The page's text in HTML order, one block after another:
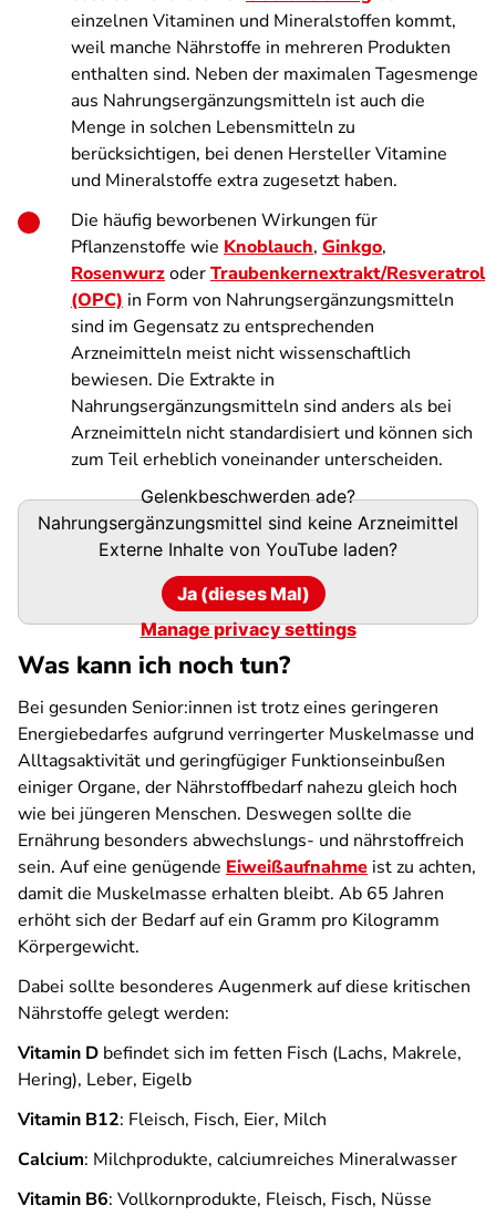
einzelnen Vitaminen und Mineralstoffen kommt,
weil manche Nährstoffe in mehreren Produkten
enthalten sind. Neben der maximalen Tagesmenge
aus Nahrungsergänzungsmitteln ist auch die
Menge in solchen Lebensmitteln zu
berücksichtigen, bei denen Hersteller Vitamine
und Mineralstoffe extra zugesetzt haben.
Die häufig beworbenen Wirkungen für
Pflanzenstoffe wie Knoblauch, Ginkgo,
RosenwurzoderTraubenkernextrakt/Resveratrol
(OPC) in Form von Nahrungsergänzungsmitteln
sind im Gegensatz zu entsprechenden
Arzneimitteln meist nicht wissenschaftlich
bewiesen. Die Extrakte in
Nahrungsergänzungsmitteln sind anders als bei
Arzneimitteln nicht standardisiert und können sich
zum Teil erheblich voneinander unterscheiden.
Gelenkbeschwerden ade?
Nahrungsergänzungsmittel sind keine Arzneimittel
Externe Inhalte von YouTube laden?
Ja (dieses Mal)
Manage privacy settings
Was kann ich noch tun?
Bei gesunden Senior:innen ist trotz eines geringeren
Energiebedarfes aufgrund verringerter Muskelmasse und
Alltagsaktivität und geringfügiger Funktionseinbußen
einiger Organe, der Nährstoffbedarf nahezu gleich hoch
wie bei jüngeren Menschen. Deswegen sollte die
Ernährung besonders abwechslungs- und nährstoffreich
sein. Auf eine genügende Eiweißaufnahme ist zu achten,
damit die Muskelmasse erhalten bleibt. Ab 65 Jahren
erhöht sich der Bedarf auf ein Gramm pro Kilogramm
Körpergewicht.
Dabei sollte besonderes Augenmerk auf diese kritischen
Nährstoffe gelegt werden:
Vitamin D befindet sich im fetten Fisch (Lachs, Makrele,
Hering), Leber, Eigelb
Vitamin B12: Fleisch, Fisch, Eier, Milch
Calcium: Milchprodukte, calciumreiches Mineralwasser
Vitamin B6: Vollkornprodukte, Fleisch, Fisch, Nüsse